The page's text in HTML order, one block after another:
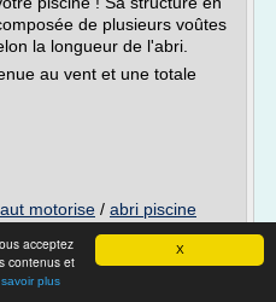
X
acceptez
contenus et
plus
de plusieurs voûtes
la longueur de l'abri.
au vent et une totale
motorise / abri piscine
/abri piscine fixe
haut
le modèle idéal